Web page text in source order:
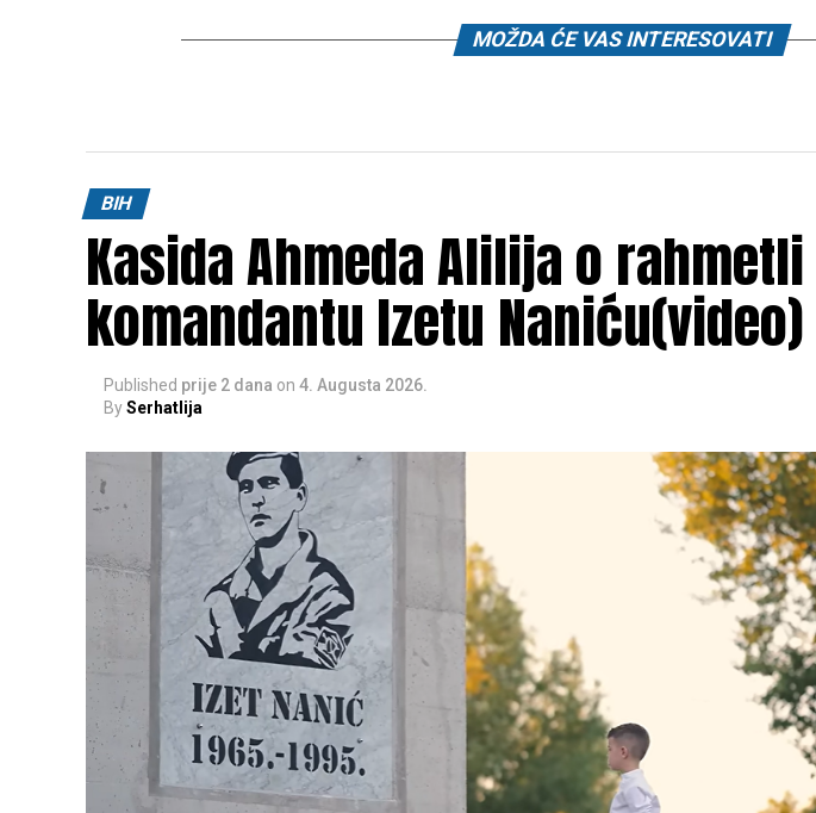
MOŽDA ĆE VAS INTERESOVATI
BIH
Kasida Ahmeda Alilija o rahmetli
komandantu Izetu Naniću(video)
Published prije 2 dana on 4. Augusta 2026.
BySerhatlija